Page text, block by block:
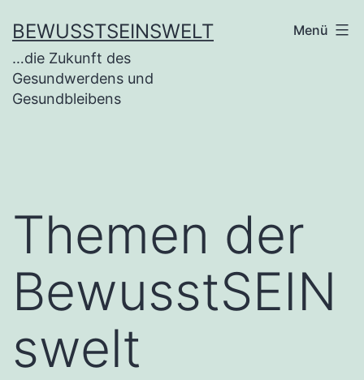
BEWUSSTSEINSWELT
…die Zukunft des
Gesundwerdens und
Gesundbleibens
Menü
Themen der
BewusstSEIN
swelt